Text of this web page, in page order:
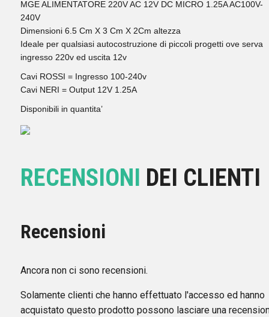
MGE ALIMENTATORE 220V AC 12V DC MICRO 1.25A AC100V-
240V
Dimensioni 6.5 Cm X 3 Cm X 2Cm altezza
Ideale per qualsiasi autocostruzione di piccoli progetti ove serva
ingresso 220v ed uscita 12v
Cavi ROSSI = Ingresso 100-240v
Cavi NERI = Output 12V 1.25A
Disponibili in quantita’
RECENSIONI DEI CLIENTI
Recensioni
Ancora non ci sono recensioni.
Solamente clienti che hanno effettuato l'accesso ed hanno
acquistato questo prodotto possono lasciare una